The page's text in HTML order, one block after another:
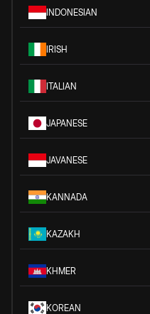
INDONESIAN
IRISH
ITALIAN
JAPANESE
JAVANESE
KANNADA
KAZAKH
KHMER
KOREAN